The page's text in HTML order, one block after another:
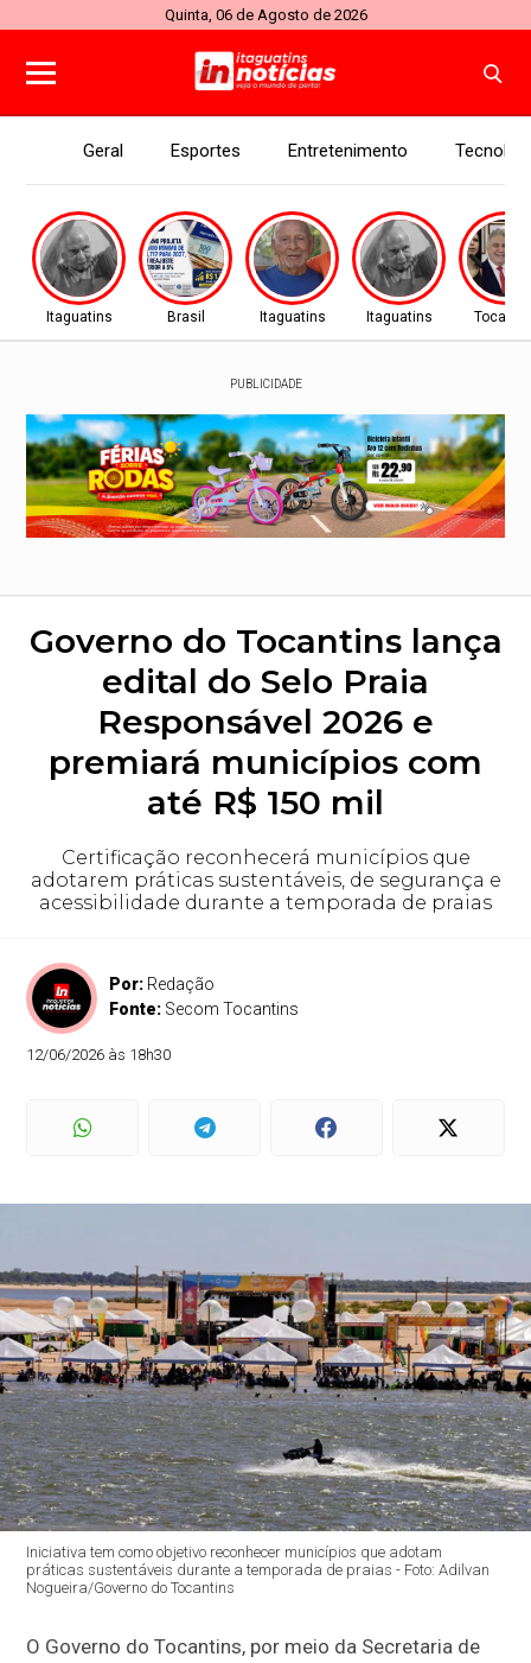
Quinta, 06 de Agosto de 2026
Geral Esportes Entretenimento
Itaguatins Brasil Itaguatins Itaguatins
PUBLICIDADE
Governo do Tocantins lança
edital do Selo Praia
Responsável 2026 e
premiará municípios com
até R$ 150 mil
Certificação reconhecerá municípios que
adotarem práticas sustentáveis, de segurança e
acessibilidade durante a temporada de praias
Por: Redação
Fonte: Secom Tocantins
12/06/2026 às 18h30
Iniciativa tem como objetivo reconhecer municípios que adotam
práticas sustentáveis durante a temporada de praias - Foto: Adilvan
Nogueira/Governo do Tocantins
O Governo do Tocantins, por meio da Secretaria de